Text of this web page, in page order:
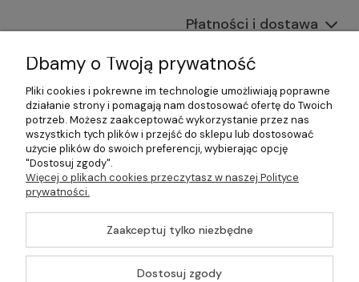
Płatności i dostawa
Informacje
O nas
©2026 Wszelkie Prawa Zastrzeżone | Gastrosklep |
Wyposażenie gastronomii, restauracji oraz barów
Szablon Master byEcommercy
Dbamy o Twoją prywatność
Pliki cookies i pokrewne im technologie umożliwiają poprawne
działanie strony i pomagają nam dostosować ofertę do Twoich
potrzeb. Możesz zaakceptować wykorzystanie przez nas
wszystkich tych plików i przejść do sklepu lub dostosować
użycie plików do swoich preferencji, wybierając opcję
"Dostosuj zgody".
Więcej o plikach cookies przeczytasz w naszej Polityce
prywatności.
Zaakceptuj tylko niezbędne
Dostosuj zgody